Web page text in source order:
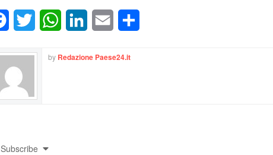
FacebookTwitter WhatsAppLinkedInEmail
by Redazione Paese24.it
Subscribe